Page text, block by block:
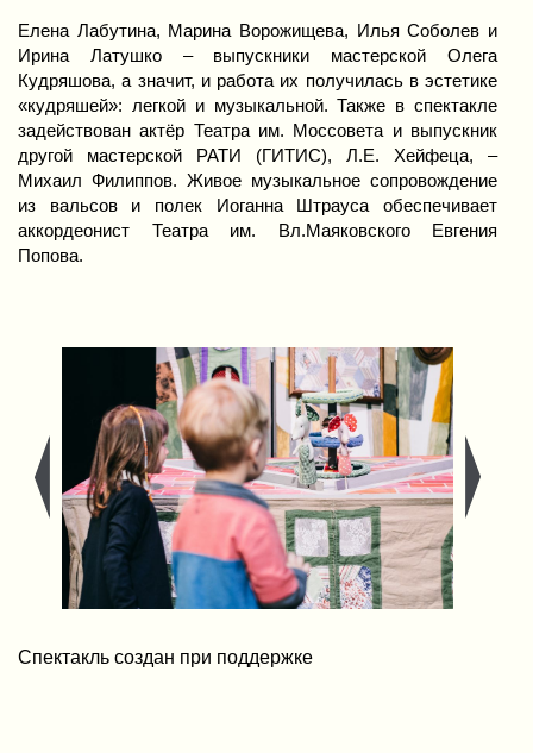
Елена Лабутина, Марина Ворожищева, Илья Соболев и
Ирина Латушко – выпускники мастерской Олега
Кудряшова, а значит, и работа их получилась в эстетике
«кудряшей»: легкой и музыкальной. Также в спектакле
задействован актёр Театра им. Моссовета и выпускник
другой мастерской РАТИ (ГИТИС), Л.Е. Хейфеца, –
Михаил Филиппов. Живое музыкальное сопровождение
из вальсов и полек Иоганна Штрауса обеспечивает
аккордеонист Театра им. Вл.Маяковского Евгения
Попова.
Спектакль создан при поддержке